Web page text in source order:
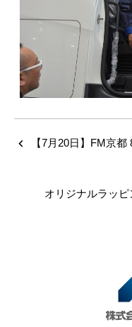
【7月20日】FM京
オリジナルラッ